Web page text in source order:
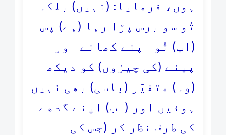
ہوں، فرمایا: (نہیں) بلکہ
تُو سو برس پڑا رہا (ہے) پس
(اب) تُو اپنے کھانے اور
پینے (کی چیزوں) کو دیکھ
(وہ) متغیّر (باسی) بھی نہیں
ہوئیں اور (اب) اپنے گدھے
کی طرف نظر کر (جس کی